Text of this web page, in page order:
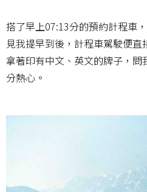
搭了早上07:13分的預約計程車
見我提早到後，計程車駕駛便
拿著印有中文、英文的牌子，
分熱心。